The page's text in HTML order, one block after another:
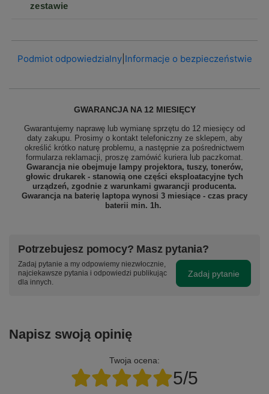
zestawie
Podmiot odpowiedzialny| Informacje o bezpieczeństwie
GWARANCJA NA 12 MIESIĘCY
Gwarantujemy naprawę lub wymianę sprzętu do 12 miesięcy od
daty zakupu. Prosimy o kontakt telefoniczny ze sklepem, aby
określić krótko naturę problemu, a następnie za pośrednictwem
formularza reklamacji, proszę zamówić kuriera lub paczkomat.
Gwarancja nie obejmuje lampy projektora, tuszy, tonerów,
głowic drukarek - stanowią one części eksploatacyjne tych
urządzeń, zgodnie z warunkami gwarancji producenta.
Gwarancja na baterię laptopa wynosi 3 miesiące - czas pracy
baterii min. 1h.
Potrzebujesz pomocy? Masz pytania?
Zadaj pytanie a my odpowiemy niezwłocznie,
najciekawsze pytania i odpowiedzi publikując
dla innych.
Zadaj pytanie
Napisz swoją opinię
Twoja ocena:
5/5